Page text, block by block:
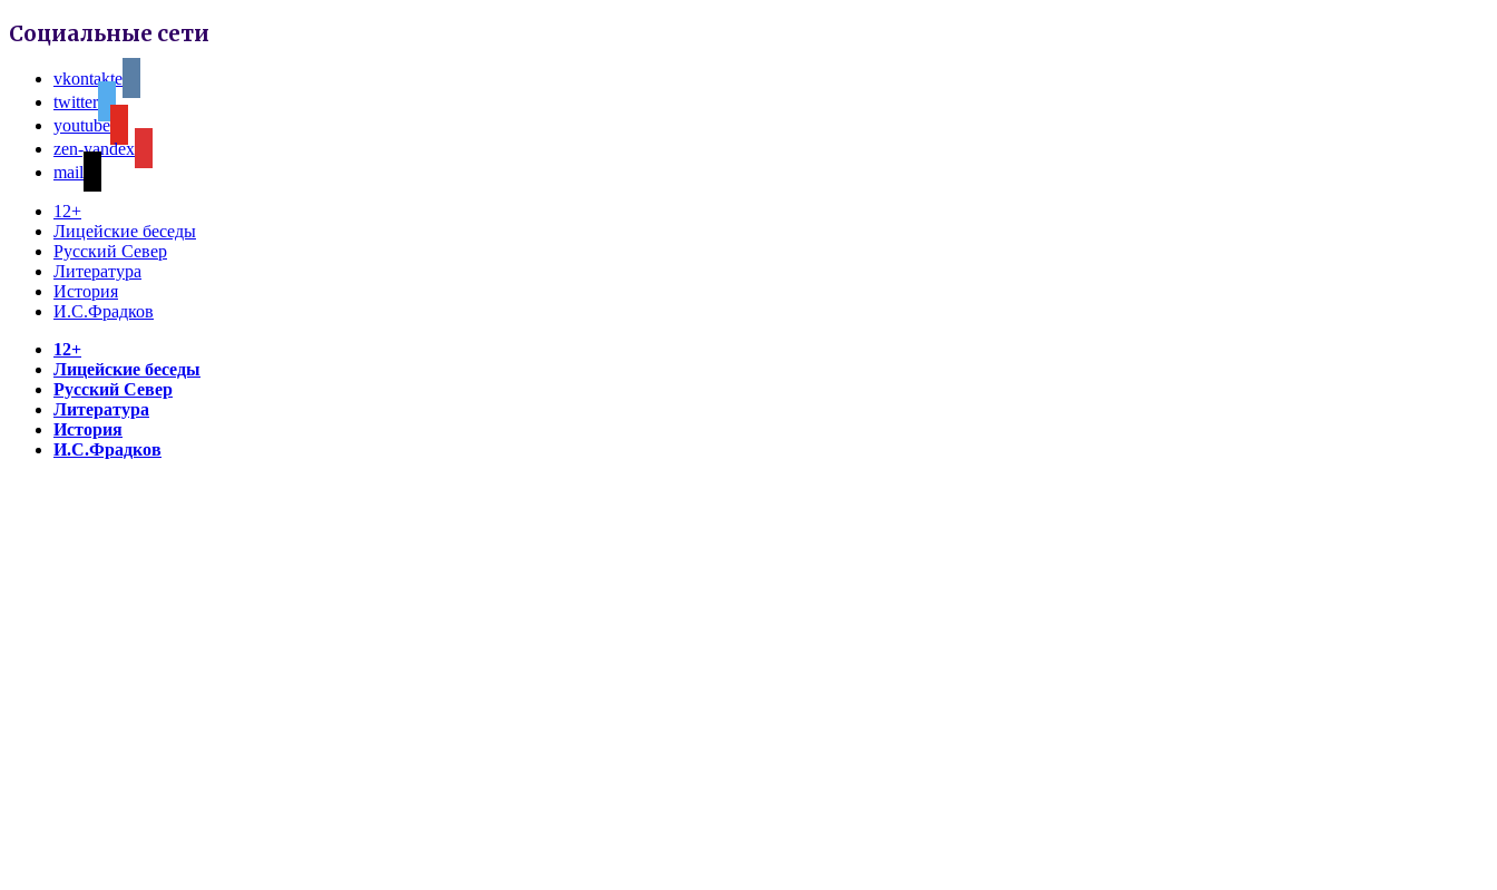
Социальные сети
vkontakte
twitter
youtube
zen-yandex
mail
12+
Лицейские беседы
Русский Север
Литература
История
И.С.Фрадков
12+
Лицейские беседы
Русский Север
Литература
История
И.С.Фрадков